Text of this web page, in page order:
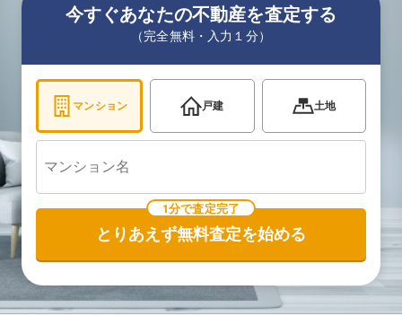
今すぐあなたの不動産を査定する
（完全無料・入力１分）
マンション 戸建 土地
1分で査定完了
とりあえず無料査定を始める